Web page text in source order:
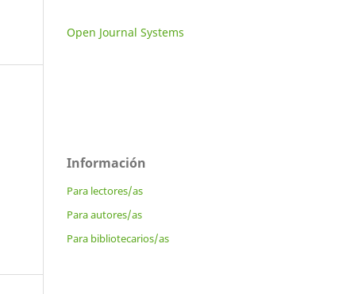
Open Journal Systems
Información
Para lectores/as
Para autores/as
Para bibliotecarios/as